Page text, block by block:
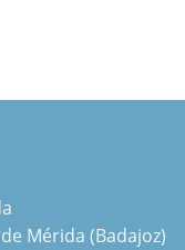
Mérida (Badajoz)